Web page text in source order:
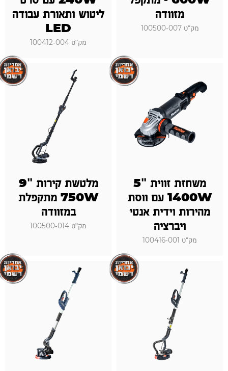
מזוודה
מק"ט 100500-007
ליטוש ותאורת עבודה
LED
מק"ט 100412-004
משחזת זווית "5
1400W עם ווסת
מהירות וידית אנטי
ויברציה
מק"ט 100416-001
מלטשת קירות "9
750W מתקפלת
במזוודה
מק"ט 100500-014